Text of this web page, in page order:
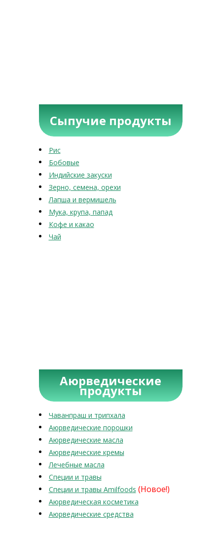
Сыпучие продукты
Рис
Бобовые
Индийские закуски
Зерно, семена, орехи
Лапша и вермишель
Мука, крупа, папад
Кофе и какао
Чай
Аюрведические
продукты
Чаванпраш и трипхала
Аюрведические порошки
Аюрведические масла
Аюрведические кремы
Лечебные масла
Специи и травы
Специи и травы Amilfoods (Новое!)
Аюрведическая косметика
Аюрведические средства